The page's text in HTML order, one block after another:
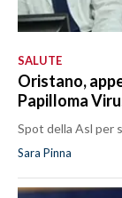
SALUTE
Oristano,
Papilloma
Spot della Asl per
Sara Pinna